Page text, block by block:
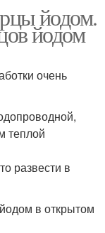
йодом.
йодом
очень
теплой
развести в
в открытом